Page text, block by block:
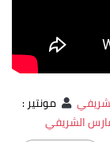
مونتير:
الشريفي